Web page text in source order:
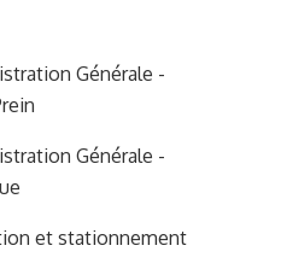
Générale -
Générale -
et stationnement